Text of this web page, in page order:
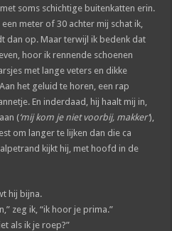
soms schichtige buitenkatten erin.
meter of 30 achter mij schat ik,
dan op. Maar terwijl ik bedenk dat
hoor ik rennende schoenen
met lange veters en dikke
het geluid te horen, een rap
En inderdaad, hij haalt mij in,
(‘mij kom je niet voorbij, makker’),
om langer te lijken dan die ca
kijkt hij, met hoofd in de
hij bijna.
zeg ik, “ik hoor je prima.”
als ik je roep?”